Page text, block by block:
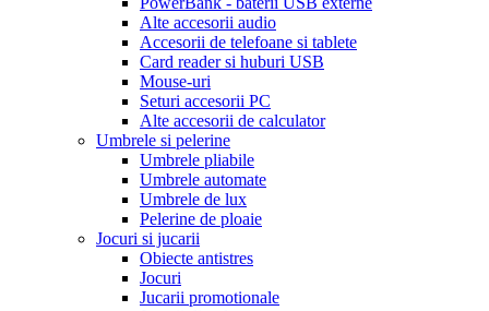
Alte accesorii audio
Accesorii de telefoane si tablete
Card reader si huburi USB
Mouse-uri
Seturi accesorii PC
Alte accesorii de calculator
Umbrele si pelerine
Umbrele pliabile
Umbrele automate
Umbrele de lux
Pelerine de ploaie
Jocuri si jucarii
Obiecte antistres
Jocuri
Jucarii promotionale